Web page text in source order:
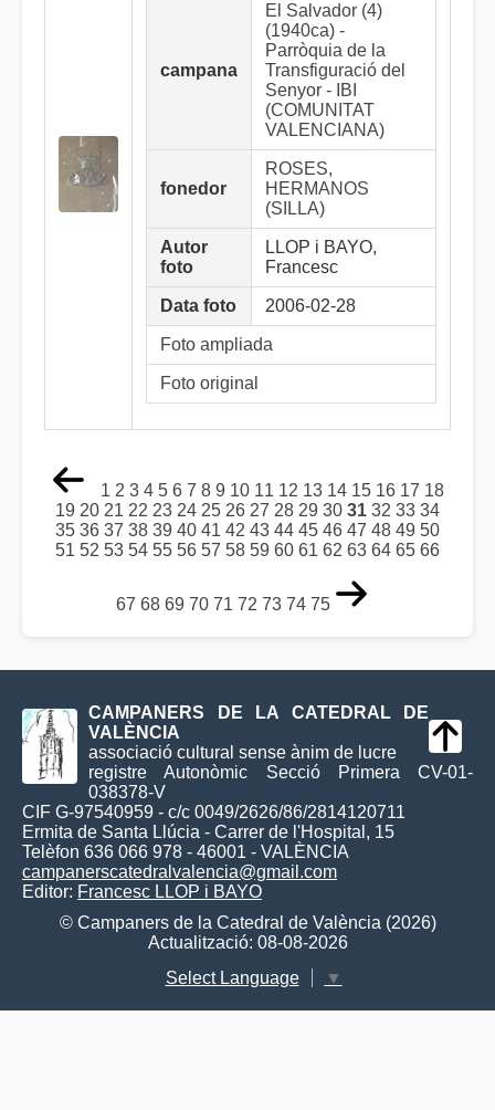
campana
El Salvador (4)
(1940ca) -
Parròquia de la
Transfiguració del
Senyor - IBI
(COMUNITAT
VALENCIANA)
fonedor
ROSES,
HERMANOS
(SILLA)
Autor
foto
LLOP i BAYO,
Francesc
Data foto 2006-02-28
Foto ampliada
Foto original
1 2 3 4 5 6 7 8 9 10 11 12 13 14 15 16 17 18
19 20 21 22 23 24 25 26 27 28 29 30 31 32 33 34
35 36 37 38 39 40 41 42 43 44 45 46 47 48 49 50
51 52 53 54 55 56 57 58 59 60 61 62 63 64 65 66
67 68 69 70 71 72 73 74 75
CAMPANERS DE LA CATEDRAL DE
VALÈNCIA
associació cultural sense ànim de lucre
registre Autonòmic Secció Primera CV-01-
038378-V
CIF G-97540959 - c/c 0049/2626/86/2814120711
Ermita de Santa Llúcia - Carrer de l'Hospital, 15
Telèfon 636 066 978 - 46001 - VALÈNCIA
campanerscatedralvalencia@gmail.com
Editor: Francesc LLOP i BAYO
© Campaners de la Catedral de València (2026)
Actualització: 08-08-2026
Select Language
▼